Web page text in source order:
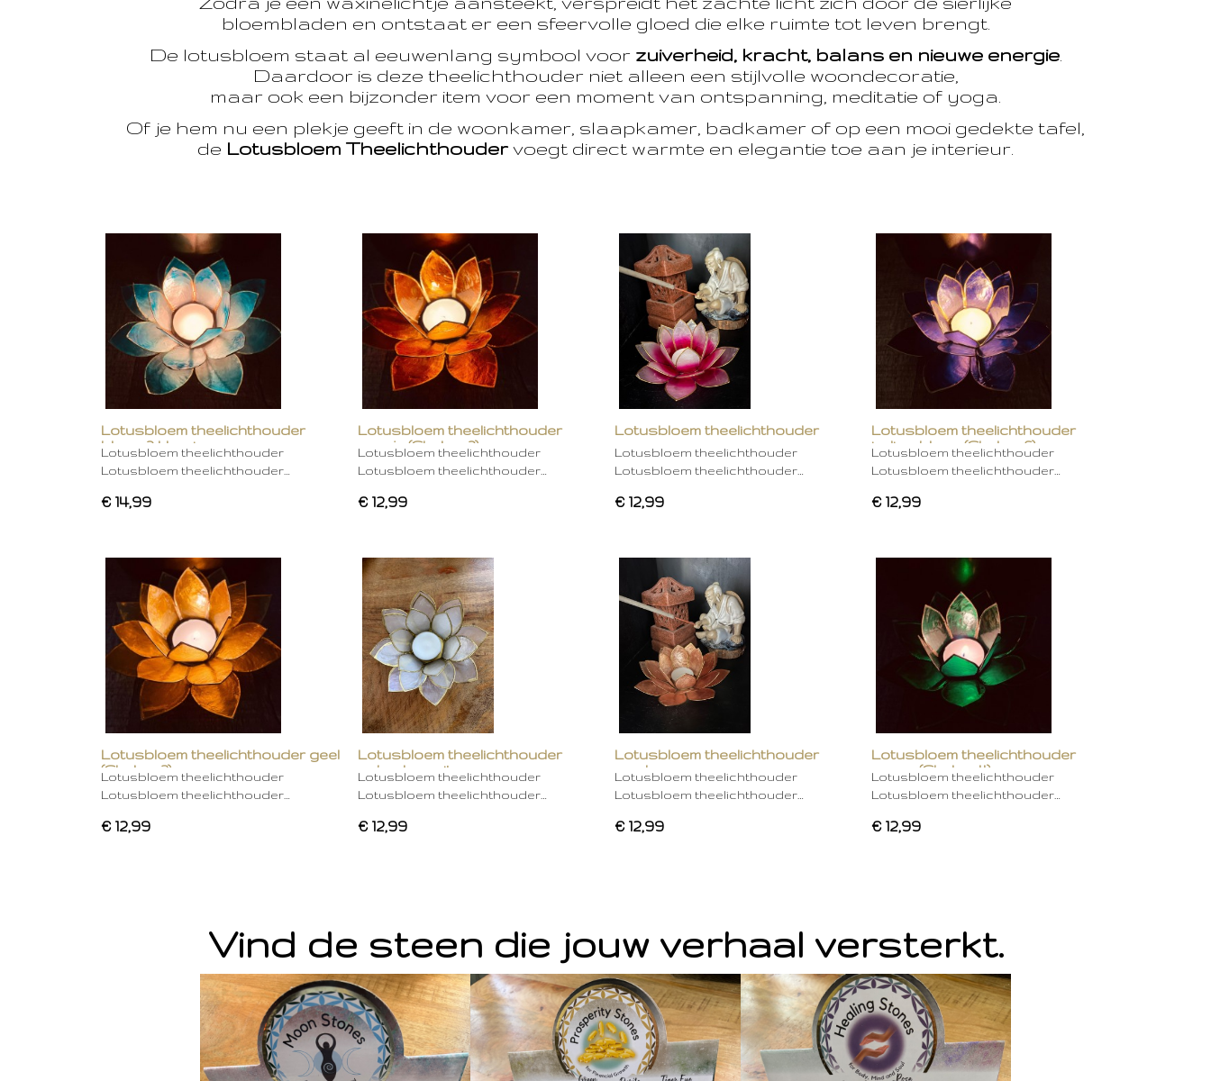
bloembladen en ontstaat er een sfeervolle gloed die elke ruimte tot leven brengt.
De lotusbloem staat al eeuwenlang symbool voor zuiverheid, kracht, balans en nieuwe energie.
Daardoor is deze theelichthouder niet alleen een stijlvolle woondecoratie,
maar ook een bijzonder item voor een moment van ontspanning, meditatie of yoga.
Of je hem nu een plekje geeft in de woonkamer, slaapkamer, badkamer of op een mooi gedekte tafel,
de Lotusbloem Theelichthouder voegt direct warmte en elegantie toe aan je interieur.
Lotusbloem theelichthouder
blauw 2 kleurig
Lotusbloem theelichthouder
Lotusbloem theelichthouder…
€ 14,99
Lotusbloem theelichthouder
oranje (Chakra 2)
Lotusbloem theelichthouder
Lotusbloem theelichthouder…
€ 12,99
Lotusbloem theelichthouder
rose
Lotusbloem theelichthouder
Lotusbloem theelichthouder…
€ 12,99
Lotusbloem theelichthouder
indigo blauw (Chakra 6)
Lotusbloem theelichthouder
Lotusbloem theelichthouder…
€ 12,99
Lotusbloem theelichthouder geel
(Chakra 3)
Lotusbloem theelichthouder
Lotusbloem theelichthouder…
€ 12,99
Lotusbloem theelichthouder
gebroken wit
Lotusbloem theelichthouder
Lotusbloem theelichthouder…
€ 12,99
Lotusbloem theelichthouder
mocha
Lotusbloem theelichthouder
Lotusbloem theelichthouder…
€ 12,99
Lotusbloem theelichthouder
groen (Chakra 4)
Lotusbloem theelichthouder
Lotusbloem theelichthouder…
€ 12,99
Vind de steen die jouw verhaal versterkt.